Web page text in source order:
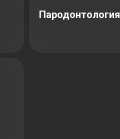
Пародонтология